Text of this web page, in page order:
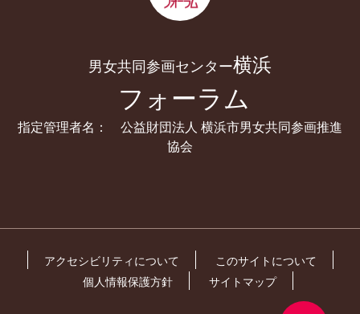
男女共同参画センター横浜
フォーラム
指定管理者名： 公益財団法人 横浜市男女共同参画推進
協会
アクセシビリティについて
このサイトについて
個人情報保護方針
サイトマップ